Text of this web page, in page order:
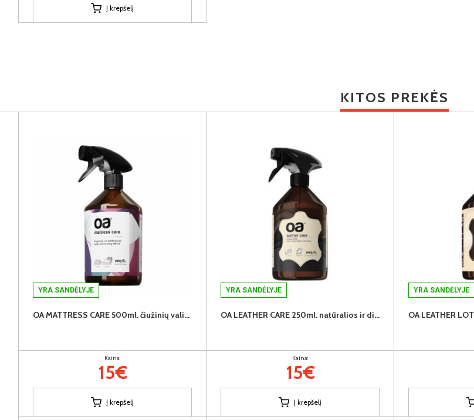
Į krepšelį
KITOS PREKĖS
YRA SANDĖLYJE
OA MATTRESS CARE 500ml. čiužinių valiklis
Kaina:
15€
Į krepšelį
YRA SANDĖLYJE
OA LEATHER CARE 250ml. natūralios ir dirbtinės odos valiklis
Kaina:
15€
Į krepšelį
YRA SANDĖLYJE